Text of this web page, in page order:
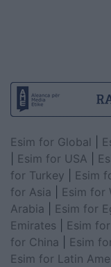
Esim for Global
Esim for USA
for Turkey
Esim
for Asia
Esim for
Arabia
Esim for
Emirates
Esim
for China
Esim
Esim for Latin